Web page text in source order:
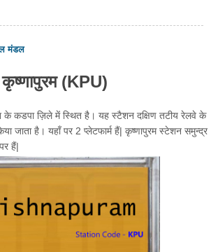
मंडल
कृष्णापुरम (KPU)
कडपा ज़िले में स्थित है। यह स्टैशन दक्षिण तटीय रेलवे के
जाता है। यहाँ पर 2 प्लेटफार्म हैं| कृष्णापुरम स्टेशन समुन्द्र
हैं|